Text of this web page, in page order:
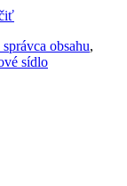
obsahu,
sídlo